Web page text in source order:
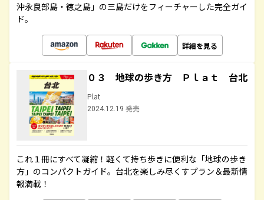
沖永良部島・徳之島」の三島だけをフィーチャーした完全ガイ
ド。
詳細を見る
０３ 地球の歩き方 Ｐｌａｔ 台北
Plat
2024.12.19 発売
これ１冊にすべて凝縮！軽くて持ち歩きに便利な「地球の歩き
方」のコンパクトガイド。台北を楽しみ尽くすプラン＆最新情
報満載！